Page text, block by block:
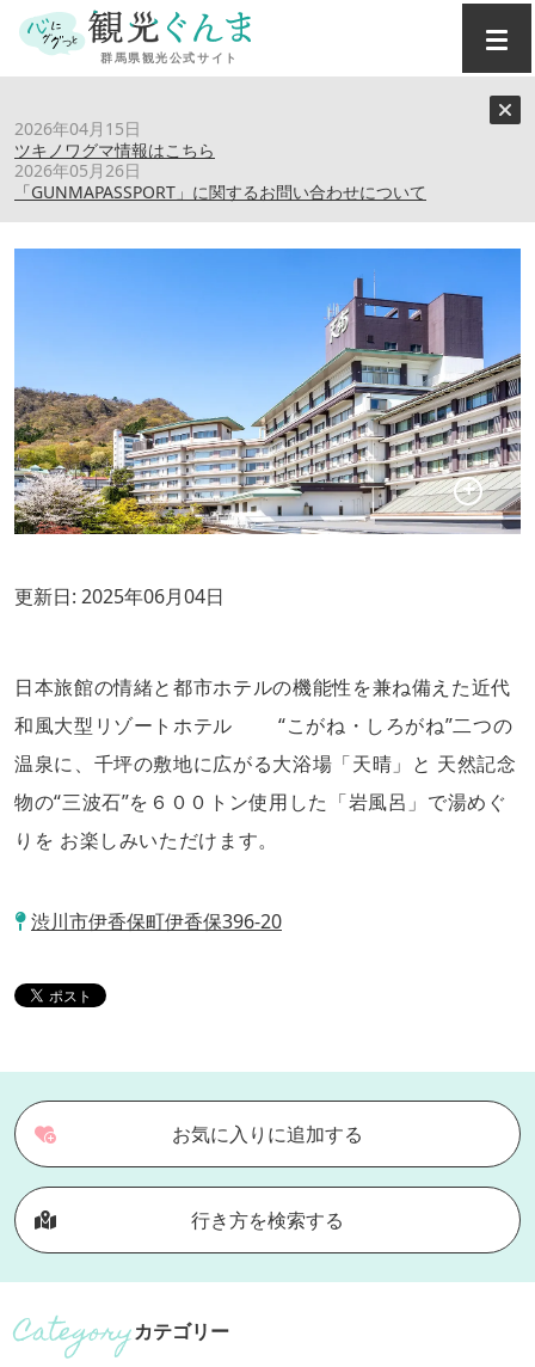
2026年04月15日
ツキノワグマ情報はこちら
2026年05月26日
「GUNMAPASSPORT」に関するお問い合わせについて
ホテル天坊
更新日: 2025年06月04日
日本旅館の情緒と都市ホテルの機能性を兼ね備えた近代
和風大型リゾートホテル “こがね・しろがね”二つの
温泉に、千坪の敷地に広がる大浴場「天晴」と 天然記念
物の“三波石”を６００トン使用した「岩風呂」で湯めぐ
りを お楽しみいただけます。
渋川市伊香保町伊香保396-20
お気に入りに追加する
行き方を検索する
カテゴリー